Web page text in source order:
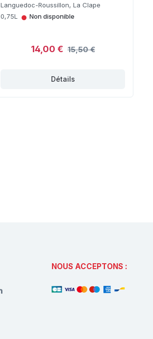
Languedoc-Roussillon, La Clape
0,75L
• Non disponible
14,00 € 15,50 €
Détails
NOUS ACCEPTONS :